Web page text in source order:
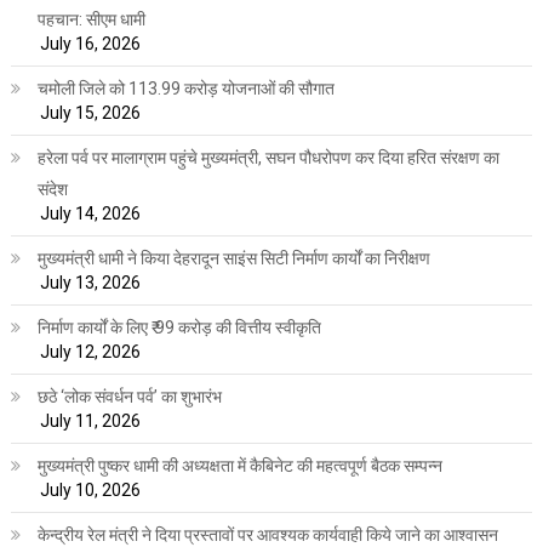
पहचान: सीएम धामी
July 16, 2026
चमोली जिले को 113.99 करोड़ योजनाओं की सौगात
July 15, 2026
हरेला पर्व पर मालाग्राम पहुंचे मुख्यमंत्री, सघन पौधरोपण कर दिया हरित संरक्षण का
संदेश
July 14, 2026
मुख्यमंत्री धामी ने किया देहरादून साइंस सिटी निर्माण कार्यों का निरीक्षण
July 13, 2026
निर्माण कार्यों के लिए ₹ 99 करोड़ की वित्तीय स्वीकृति
July 12, 2026
छठे ‘लोक संवर्धन पर्व’ का शुभारंभ
July 11, 2026
मुख्यमंत्री पुष्कर धामी की अध्यक्षता में कैबिनेट की महत्वपूर्ण बैठक सम्पन्न
July 10, 2026
केन्द्रीय रेल मंत्री ने दिया प्रस्तावों पर आवश्यक कार्यवाही किये जाने का आश्वासन